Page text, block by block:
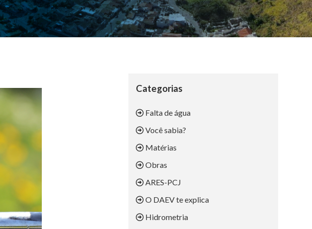
Categorias
Falta de água
Você sabia?
Matérias
Obras
ARES-PCJ
O DAEV te explica
Hidrometria